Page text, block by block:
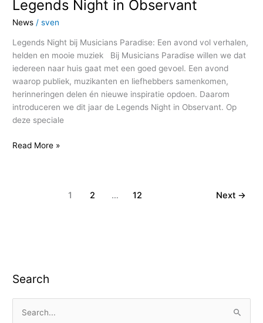
Legends Night in Observant
News /sven
Legends Night bij Musicians Paradise: Een avond vol verhalen,
helden en mooie muziek Bij Musicians Paradise willen we dat
iedereen naar huis gaat met een goed gevoel. Een avond
waarop publiek, muzikanten en liefhebbers samenkomen,
herinneringen delen én nieuwe inspiratie opdoen. Daarom
introduceren we dit jaar de Legends Night in Observant. Op
deze speciale
Legends
Night
in
Observant
Read More »
1 2 … 12 Next →
Search